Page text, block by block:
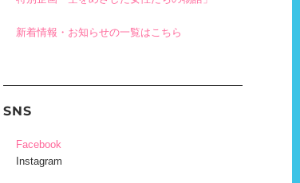
新着情報・お知らせの一覧はこちら
SNS
Facebook
Instagram